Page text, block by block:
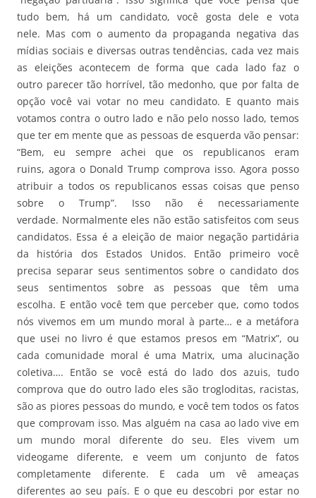
tudo bem, há um candidato, você gosta dele e vota
nele. Mas com o aumento da propaganda negativa das
mídias sociais e diversas outras tendências, cada vez mais
as eleições acontecem de forma que cada lado faz o
outro parecer tão horrível, tão medonho, que por falta de
opção você vai votar no meu candidato. E quanto mais
votamos contra o outro lado e não pelo nosso lado, temos
que ter em mente que as pessoas de esquerda vão pensar:
“Bem, eu sempre achei que os republicanos eram
ruins, agora o Donald Trump comprova isso. Agora posso
atribuir a todos os republicanos essas coisas que penso
sobre o Trump”. Isso não é necessariamente
verdade. Normalmente eles não estão satisfeitos com seus
candidatos. Essa é a eleição de maior negação partidária
da história dos Estados Unidos. Então primeiro você
precisa separar seus sentimentos sobre o candidato dos
seus sentimentos sobre as pessoas que têm uma
escolha. E então você tem que perceber que, como todos
nós vivemos em um mundo moral à parte… e a metáfora
que usei no livro é que estamos presos em “Matrix”, ou
cada comunidade moral é uma Matrix, uma alucinação
coletiva…. Então se você está do lado dos azuis, tudo
comprova que do outro lado eles são trogloditas, racistas,
são as piores pessoas do mundo, e você tem todos os fatos
que comprovam isso. Mas alguém na casa ao lado vive em
um mundo moral diferente do seu. Eles vivem um
videogame diferente, e veem um conjunto de fatos
completamente diferente. E cada um vê ameaças
diferentes ao seu país. E o que eu descobri por estar no